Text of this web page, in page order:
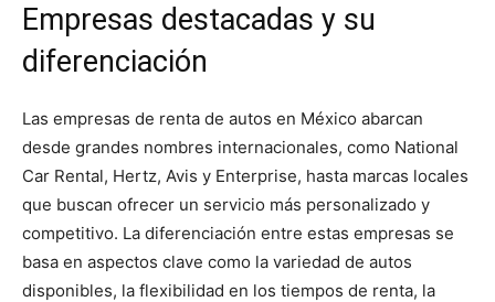
Empresas destacadas y su
diferenciación
Las empresas de renta de autos en México abarcan
desde grandes nombres internacionales, como National
Car Rental, Hertz, Avis y Enterprise, hasta marcas locales
que buscan ofrecer un servicio más personalizado y
competitivo. La diferenciación entre estas empresas se
basa en aspectos clave como la variedad de autos
disponibles, la flexibilidad en los tiempos de renta, la